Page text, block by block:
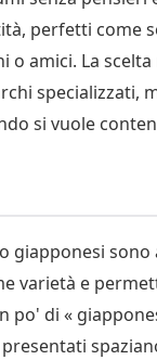
perfetti come
o amici. La
specializzati,
si vuole
giapponesi sono
varietà e
po' di «